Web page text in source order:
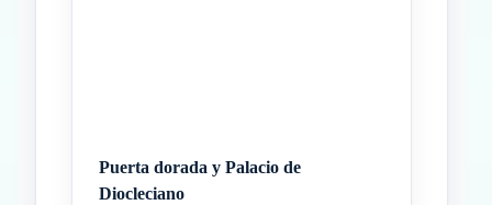
Puerta dorada y Palacio de
Diocleciano